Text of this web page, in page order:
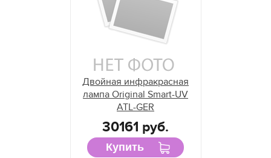
Двойная инфракрасная
лампа Original Smart-UV
ATL-GER
30161 руб.
Купить